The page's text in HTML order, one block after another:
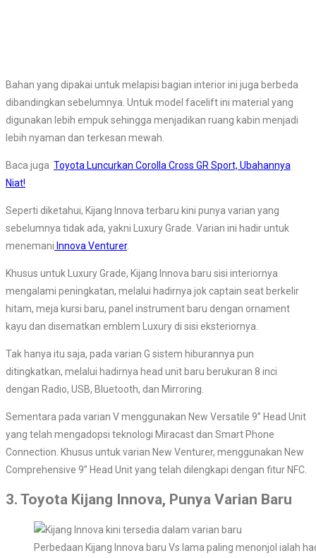
Bahan yang dipakai untuk melapisi bagian interior ini juga berbeda
dibandingkan sebelumnya. Untuk model facelift ini material yang
digunakan lebih empuk sehingga menjadikan ruang kabin menjadi
lebih nyaman dan terkesan mewah.
Baca juga Toyota Luncurkan Corolla Cross GR Sport, Ubahannya
Niat!
Seperti diketahui, Kijang Innova terbaru kini punya varian yang
sebelumnya tidak ada, yakni Luxury Grade. Varian ini hadir untuk
menemani Innova Venturer.
Khusus untuk Luxury Grade, Kijang Innova baru sisi interiornya
mengalami peningkatan, melalui hadirnya jok captain seat berkelir
hitam, meja kursi baru, panel instrument baru dengan ornament
kayu dan disematkan emblem Luxury di sisi eksteriornya.
Tak hanya itu saja, pada varian G sistem hiburannya pun
ditingkatkan, melalui hadirnya head unit baru berukuran 8 inci
dengan Radio, USB, Bluetooth, dan Mirroring.
Sementara pada varian V menggunakan New Versatile 9” Head Unit
yang telah mengadopsi teknologi Miracast dan Smart Phone
Connection. Khusus untuk varian New Venturer, menggunakan New
Comprehensive 9” Head Unit yang telah dilengkapi dengan fitur NFC.
3. Toyota Kijang Innova, Punya Varian Baru
Perbedaan Kijang Innova baru Vs lama paling menonjol ialah